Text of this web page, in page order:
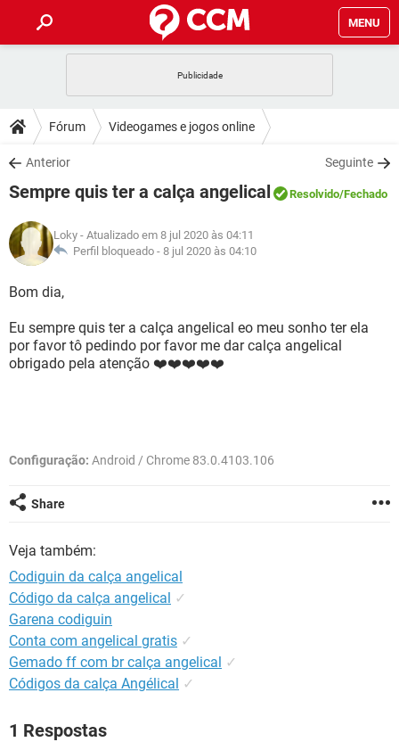
MENU
CELULAR FACEBOOK
OUTLOOK
INSTAGRAM GMAIL
GUIA DE COMPRAS
DICAS
JOGOS WHATSAPP
INSTAGRAM GMAIL
GUIA DE COMPRAS
DOWNLOADS
JOGOS WHATSAPP
CELULAR
OUTLOOK EXCEL
INSTAGRAM
FÓRUM
JOGOS WHATSAPP
CELULAR
OUTLOOK
INSTAGRAM GMAIL
GUIA DE COMPRAS
GLOSSÁRIO
JOGOS
OUTLOOK EXCEL
INSTAGRAM
Fórum Videogames e jogos online
Anterior Seguinte
Sempre quis ter a calça angelical Resolvido/Fechado
Loky - Atualizado em 8 jul 2020 às 04:11
Perfil bloqueado - 8 jul 2020 às 04:10
Bom dia,
Eu sempre quis ter a calça angelical eo meu sonho ter ela
por favor tô pedindo por favor me dar calça angelical
obrigado pela atenção ❤️❤️❤️❤️❤️
Configuração: Android / Chrome 83.0.4103.106
Share
Veja também:
Codiguin da calça angelical
Código da calça angelical ✓
Garena codiguin
Conta com angelical gratis ✓
Gemado ff com br calça angelical ✓
Códigos da calça Angélical ✓
1 Respostas